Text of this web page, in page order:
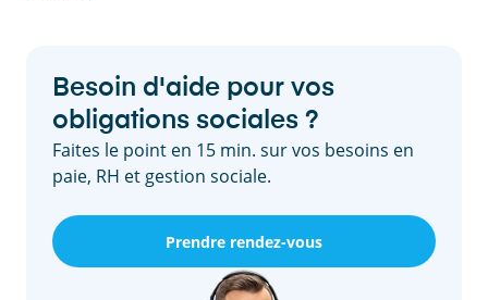
Besoin d'aide pour vos
obligations sociales ?
Faites le point en 15 min. sur vos besoins en
paie, RH et gestion sociale.
Prendre rendez-vous